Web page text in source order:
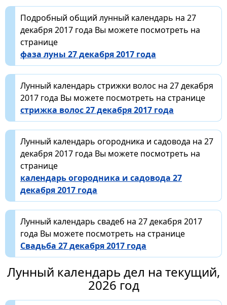
Подробный общий лунный календарь на 27
декабря 2017 года Вы можете посмотреть на
странице
фаза луны 27 декабря 2017 года
Лунный календарь стрижки волос на 27 декабря
2017 года Вы можете посмотреть на странице
стрижка волос 27 декабря 2017 года
Лунный календарь огородника и садовода на 27
декабря 2017 года Вы можете посмотреть на
странице
календарь огородника и садовода 27
декабря 2017 года
Лунный календарь свадеб на 27 декабря 2017
года Вы можете посмотреть на странице
Свадьба 27 декабря 2017 года
Лунный календарь дел на текущий,
2026 год